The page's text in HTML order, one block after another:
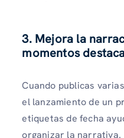
3. Mejora la
momentos
Cuando publicas
el lanzamiento de un
etiquetas de fecha
organizar la narrativa.